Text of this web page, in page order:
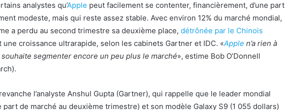
analystes qu’Apple peut facilement se contenter, financièrement, d’une part
modeste, mais qui reste assez stable. Avec environ 12% du marché mondial,
a perdu au second trimestre sa deuxième place, détrônée par le Chinois
une croissance ultrarapide, selon les cabinets Gartner et IDC. «Apple n’a rien à
souhaite segmenter encore un peu plus le marché», estime Bob O’Donnell
l’analyste Anshul Gupta (Gartner), qui rappelle que le leader mondial
part de marché au deuxième trimestre) et son modèle Galaxy S9 (1 055 dollars)